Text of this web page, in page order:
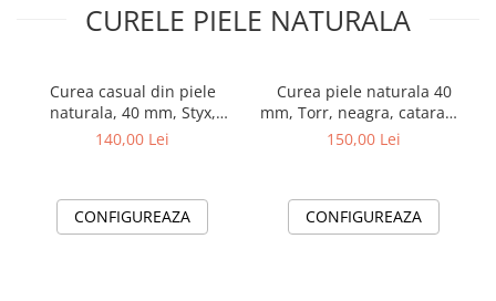
CURELE PIELE NATURALA
Curea casual din piele
naturala, 40 mm, Styx,
neagra, cusatura maro
140,00 Lei
CONFIGUREAZA
Curea piele naturala 40
mm, Torr, neagra, catarama
inox
150,00 Lei
CONFIGUREAZA